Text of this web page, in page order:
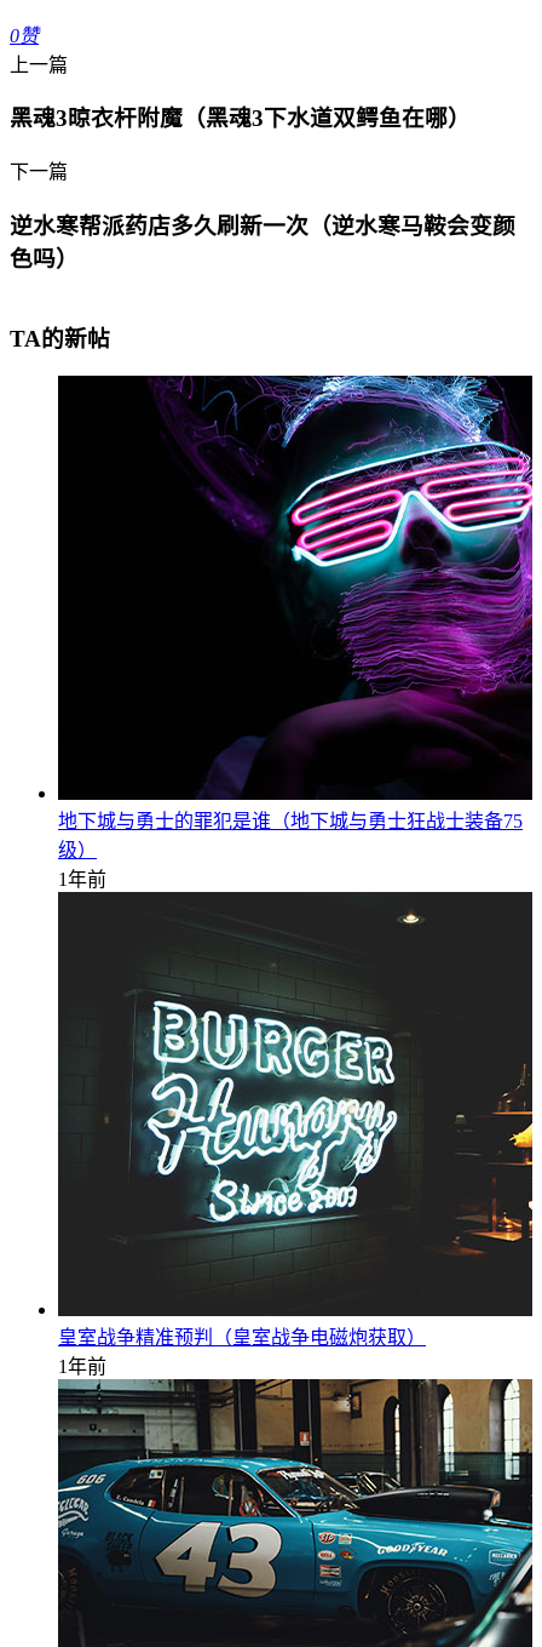
0赞
上一篇
黑魂3晾衣杆附魔（黑魂3下水道双鳄鱼在哪）
下一篇
逆水寒帮派药店多久刷新一次（逆水寒马鞍会变颜
色吗）
TA的新帖
地下城与勇士的罪犯是谁（地下城与勇士狂战士装备75
级）
1年前
皇室战争精准预判（皇室战争电磁炮获取）
1年前